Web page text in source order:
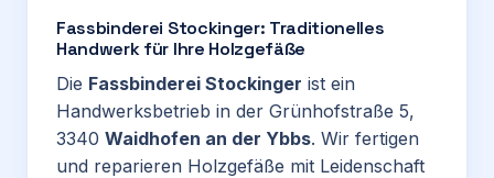
Fassbinderei Stockinger: Traditionelles
Handwerk für Ihre Holzgefäße
Die Fassbinderei Stockinger ist ein
Handwerksbetrieb in der Grünhofstraße 5,
3340 Waidhofen an der Ybbs. Wir fertigen
und reparieren Holzgefäße mit Leidenschaft